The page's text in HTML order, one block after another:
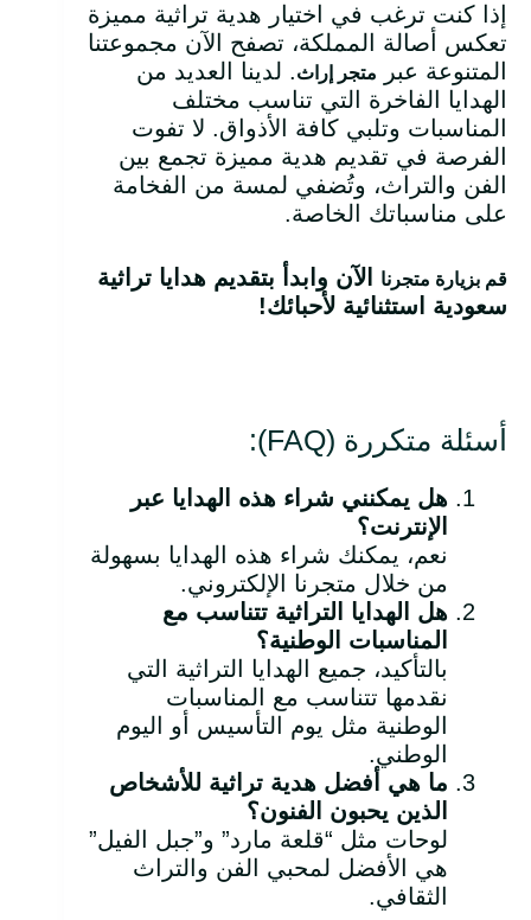
إذا كنت ترغب في اختيار هدية تراثية مميزة
تعكس أصالة المملكة، تصفح الآن مجموعتنا
المتنوعة عبر
متجر إراث. لدينا العديد من
الهدايا الفاخرة التي تناسب مختلف
المناسبات وتلبي كافة الأذواق. لا تفوت
الفرصة في تقديم هدية مميزة تجمع بين
الفن والتراث، وتُضفي لمسة من الفخامة
على مناسباتك الخاصة.
قم بزيارة متجرنا
الآن وابدأ بتقديم هدايا تراثية
سعودية استثنائية لأحبائك!
أسئلة متكررة (FAQ):
هل يمكنني شراء هذه الهدايا عبر
الإنترنت؟
نعم، يمكنك شراء هذه الهدايا بسهولة
من خلال متجرنا الإلكتروني.
هل الهدايا التراثية تتناسب مع
المناسبات الوطنية؟
بالتأكيد، جميع الهدايا التراثية التي
نقدمها تتناسب مع المناسبات
الوطنية مثل يوم التأسيس أو اليوم
الوطني.
ما هي أفضل هدية تراثية للأشخاص
الذين يحبون الفنون؟
لوحات مثل “قلعة مارد” و”جبل الفيل”
هي الأفضل لمحبي الفن والتراث
الثقافي.